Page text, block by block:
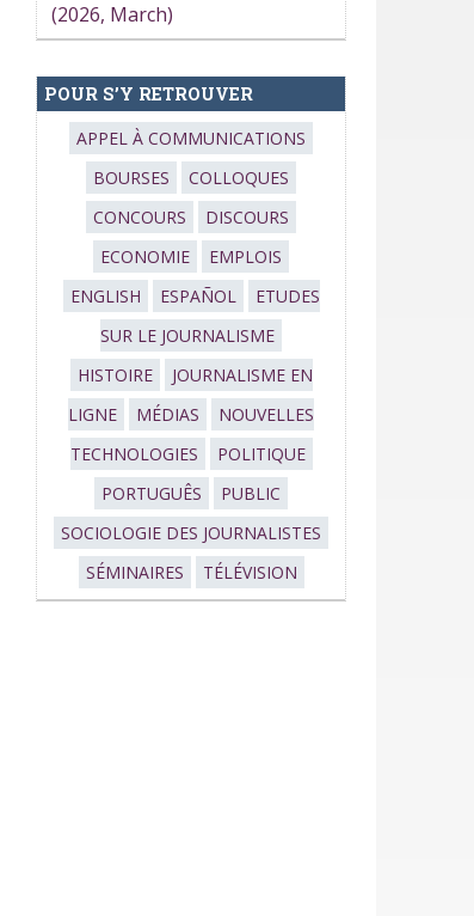
(2026, March)
POUR S’Y RETROUVER
APPEL À COMMUNICATIONS
BOURSES
COLLOQUES
CONCOURS
DISCOURS
ECONOMIE
EMPLOIS
ENGLISH
ESPAÑOL
ETUDES
SUR LE JOURNALISME
HISTOIRE
JOURNALISME EN
LIGNE
MÉDIAS
NOUVELLES
TECHNOLOGIES
POLITIQUE
PORTUGUÊS
PUBLIC
SOCIOLOGIE DES JOURNALISTES
SÉMINAIRES
TÉLÉVISION